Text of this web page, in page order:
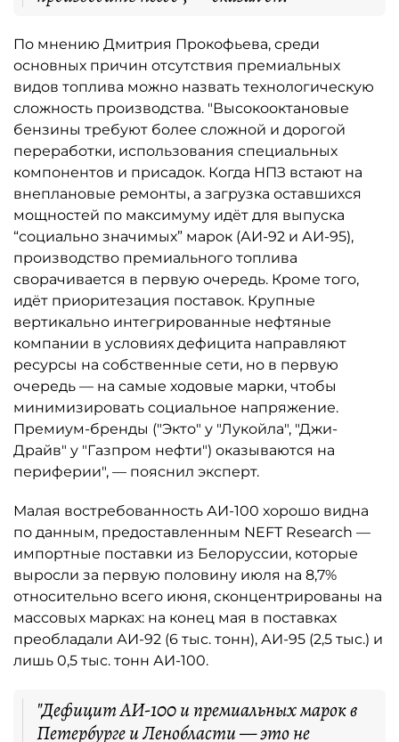
По мнению Дмитрия Прокофьева, среди
основных причин отсутствия премиальных
видов топлива можно назвать технологическую
сложность производства. "Высокооктановые
бензины требуют более сложной и дорогой
переработки, использования специальных
компонентов и присадок. Когда НПЗ встают на
внеплановые ремонты, а загрузка оставшихся
мощностей по максимуму идёт для выпуска
“социально значимых” марок (АИ-92 и АИ-95),
производство премиального топлива
сворачивается в первую очередь. Кроме того,
идёт приоритезация поставок. Крупные
вертикально интегрированные нефтяные
компании в условиях дефицита направляют
ресурсы на собственные сети, но в первую
очередь — на самые ходовые марки, чтобы
минимизировать социальное напряжение.
Премиум-бренды ("Экто" у "Лукойла", "Джи-
Драйв" у "Газпром нефти") оказываются на
периферии", — пояснил эксперт.
Малая востребованность АИ-100 хорошо видна
по данным, предоставленным NEFT Research —
импортные поставки из Белоруссии, которые
выросли за первую половину июля на 8,7%
относительно всего июня, сконцентрированы на
массовых марках: на конец мая в поставках
преобладали АИ-92 (6 тыс. тонн), АИ-95 (2,5 тыс.) и
лишь 0,5 тыс. тонн АИ-100.
"Дефицит АИ-100 и премиальных марок в
Петербурге и Ленобласти — это не